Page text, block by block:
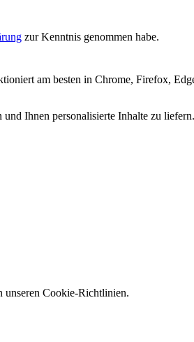
zur Kenntnis genommen habe.
am besten in Chrome, Firefox,
Ihnen personalisierte Inhalte zu
unseren Cookie-Richtlinien.